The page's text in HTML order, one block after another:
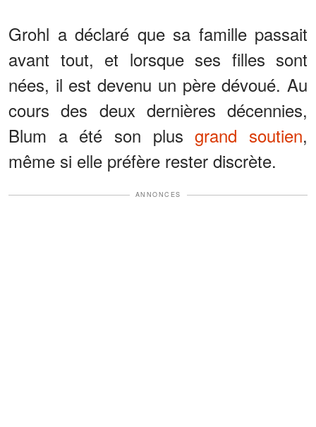
Grohl a déclaré que sa famille passait
avant tout, et lorsque ses filles sont
nées, il est devenu un père dévoué. Au
cours des deux dernières décennies,
Blum a été son plusgrand soutien,
même si elle préfère rester discrète.
ANNONCES